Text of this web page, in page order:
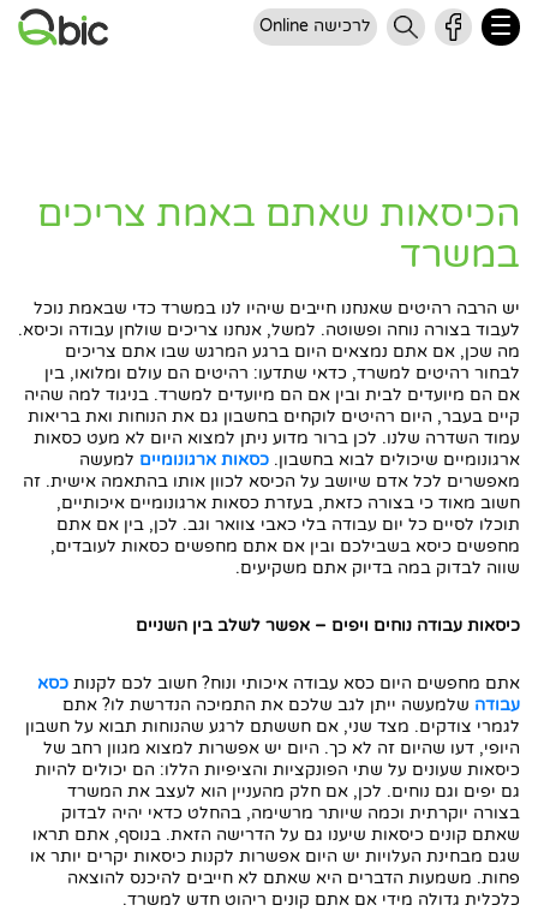
לרכישה Online
הכיסאות שאתם באמת צריכים
במשרד
יש הרבה רהיטים שאנחנו חייבים שיהיו לנו במשרד כדי שבאמת נוכל
לעבוד בצורה נוחה ופשוטה. למשל, אנחנו צריכים שולחן עבודה וכיסא.
מה שכן, אם אתם נמצאים היום ברגע המרגש שבו אתם צריכים
לבחור רהיטים למשרד, כדאי שתדעו: רהיטים הם עולם ומלואו, בין
אם הם מיועדים לבית ובין אם הם מיועדים למשרד. בניגוד למה שהיה
קיים בעבר, היום רהיטים לוקחים בחשבון גם את הנוחות ואת בריאות
עמוד השדרה שלנו. לכן ברור מדוע ניתן למצוא היום לא מעט כסאות
ארגונומיים שיכולים לבוא בחשבון. כסאות ארגונומיים למעשה
מאפשרים לכל אדם שיושב על הכיסא לכוון אותו בהתאמה אישית. זה
חשוב מאוד כי בצורה כזאת, בעזרת כסאות ארגונומיים איכותיים,
תוכלו לסיים כל יום עבודה בלי כאבי צוואר וגב. לכן, בין אם אתם
מחפשים כיסא בשבילכם ובין אם אתם מחפשים כסאות לעובדים,
שווה לבדוק במה בדיוק אתם משקיעים.
כיסאות עבודה נוחים ויפים – אפשר לשלב בין השניים
אתם מחפשים היום כסא עבודה איכותי ונוח? חשוב לכם לקנות כסא
עבודה שלמעשה ייתן לגב שלכם את התמיכה הנדרשת לו? אתם
לגמרי צודקים. מצד שני, אם חששתם לרגע שהנוחות תבוא על חשבון
היופי, דעו שהיום זה לא כך. היום יש אפשרות למצוא מגוון רחב של
כיסאות שעונים על שתי הפונקציות והציפיות הללו: הם יכולים להיות
גם יפים וגם נוחים. לכן, אם חלק מהעניין הוא לעצב את המשרד
בצורה יוקרתית וכמה שיותר מרשימה, בהחלט כדאי יהיה לבדוק
שאתם קונים כיסאות שיענו גם על הדרישה הזאת. בנוסף, אתם תראו
שגם מבחינת העלויות יש היום אפשרות לקנות כיסאות יקרים יותר או
פחות. משמעות הדברים היא שאתם לא חייבים להיכנס להוצאה
כלכלית גדולה מידי אם אתם קונים ריהוט חדש למשרד.